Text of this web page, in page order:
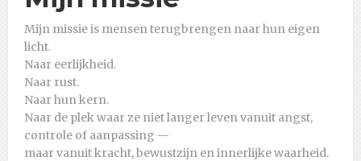
Mijn missie is mensen terugbrengen naar hun eigen
licht.
Naar eerlijkheid.
Naar rust.
Naar hun kern.
Naar de plek waar ze niet langer leven vanuit angst,
controle of aanpassing —
maar vanuit kracht, bewustzijn en innerlijke waarheid.